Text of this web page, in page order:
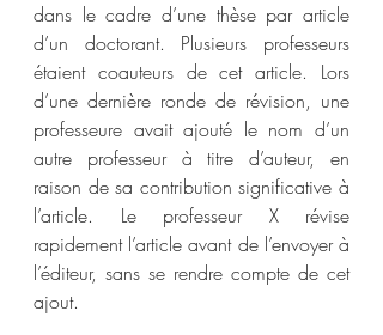
dans le cadre d’une thèse par article
d’un doctorant. Plusieurs professeurs
étaient coauteurs de cet article. Lors
d’une dernière ronde de révision, une
professeure avait ajouté le nom d’un
autre professeur à titre d’auteur, en
raison de sa contribution significative à
l’article. Le professeur X révise
rapidement l’article avant de l’envoyer à
l’éditeur, sans se rendre compte de cet
ajout.